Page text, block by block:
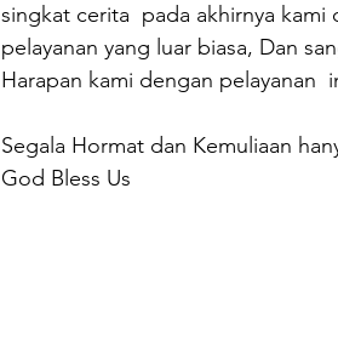
singkat cerita  pada akhirnya
pelayanan yang luar biasa, Dan
Harapan kami dengan pelayanan
Segala Hormat dan Kemuliaan
God Bless Us